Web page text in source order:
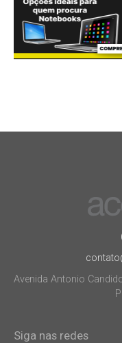
Avenida Antonio
Siga nas redes